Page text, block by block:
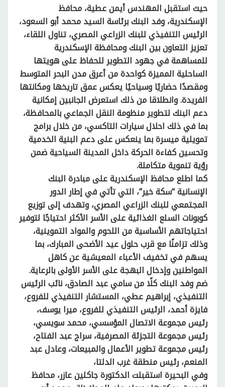
حيث استقبل المهندس أيمن عطية، محافظ
الإسكندرية، وفد البنك برئاسة السيد محمد أبو السعود،
الرئيس التنفيذي للبنك الزراعي المصري، تناول اللقاء،
تعزيز التعاون بين البنك ومحافظة الإسكندرية
للمساهمة في جهود التطوير للحفاظ على هويتها
الساحلية المميزة كواحدة من أعرق مدن البحر المتوسط
ومقصدًا حضاريًا وسياحيًا يعكس عمق تاريخها ومكانتها
الفريدة. وانطلاقا من ذلك استعرض الجانبين إمكانية
دعم البنك لتطوير منظومة النقل الجماعي بالمحافظة،
بما في ذلك احلال سيارات التاكسي، من خلال برامج
تمويلية ميسرة بما ينعكس على دعم البنية الخدمية
وتحسين كفاءة الحركة داخل المدينة السياحية ضمن
رؤية تنموية متكاملة.
كما اطلع محافظ الإسكندرية على مبادرة البنك
الإنسانية “سكة خير”، التي تأتي في إطار الدور
المجتمعي للبنك الزراعي المصري، وتهدف إلى توزيع
كوبونات السلع الغذائية على الأسر الأكثر احتياجًا لتوفير
احتياجاتهم الأساسية من اللحوم والمواد التموينية،
وذلك تزامنًا مع قرب حلول عيد الأضحى المبارك، بما
يسهم في تخفيف الأعباء المعيشية عن كاهل
المواطنين وإدخال البهجة على الأسر الأولى بالرعاية.
ضم وفد البنك كلًا من سامي عبد الصادق، نائب الرئيس
التنفيذي، إبراهيم عطي، المستشار التنفيذي للفروع،
فايزة أحمد، الرئيس التنفيذي للفروع، ميرا يوسف،
رئيس مجموعة الاتصال المؤسسي، محمد سويسي،
رئيس مجموعة التجزئة المصرفية، سراج عبد الفتاح،
رئيس مجموعة تطوير الأعمال والمبيعات، وعادل عبد
المنعم، رئيس منطقة غرب الدلتا،
وفي البحيرة استقبلت الدكتورة جاكلين عازر، محافظ